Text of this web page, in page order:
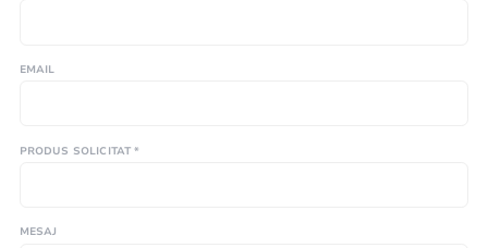
EMAIL
PRODUS SOLICITAT *
MESAJ